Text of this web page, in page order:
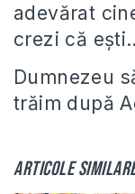
adevărat
crezi că
Dumnezeu
trăim după
Articole